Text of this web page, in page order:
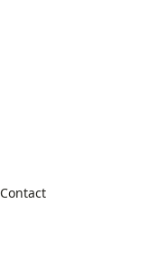
Contact